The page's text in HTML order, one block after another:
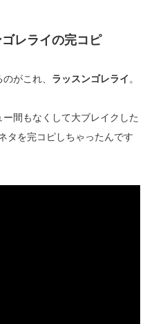
レライの完コピ
がこれ、 ラッスンゴレライ 。
間もなくして大ブレイクした
タを完コピしちゃったんです